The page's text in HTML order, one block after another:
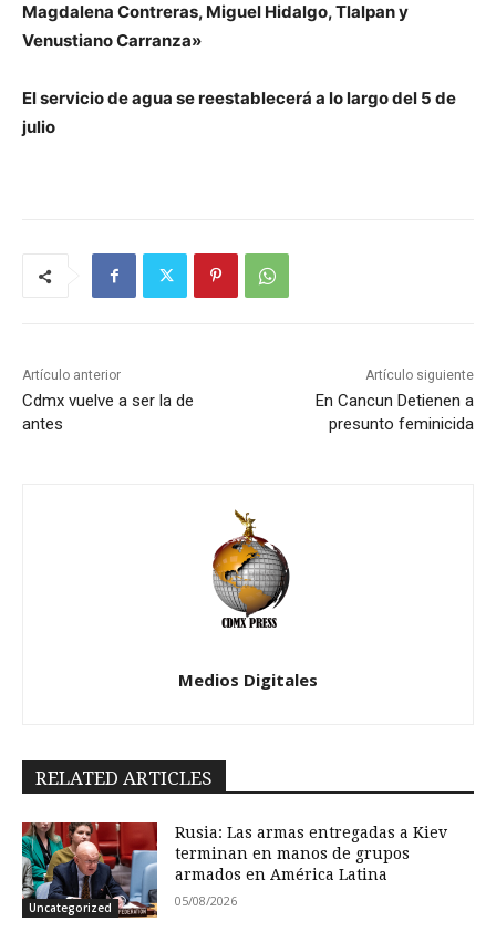
Magdalena Contreras, Miguel Hidalgo, Tlalpan y
Venustiano Carranza»
El servicio de agua se reestablecerá a lo largo del 5 de
julio
Artículo anterior
Cdmx vuelve a ser la de
antes
Artículo siguiente
En Cancun Detienen a
presunto feminicida
Medios Digitales
RELATED ARTICLES
Uncategorized
Rusia: Las armas entregadas a Kiev
terminan en manos de grupos
armados en América Latina
05/08/2026